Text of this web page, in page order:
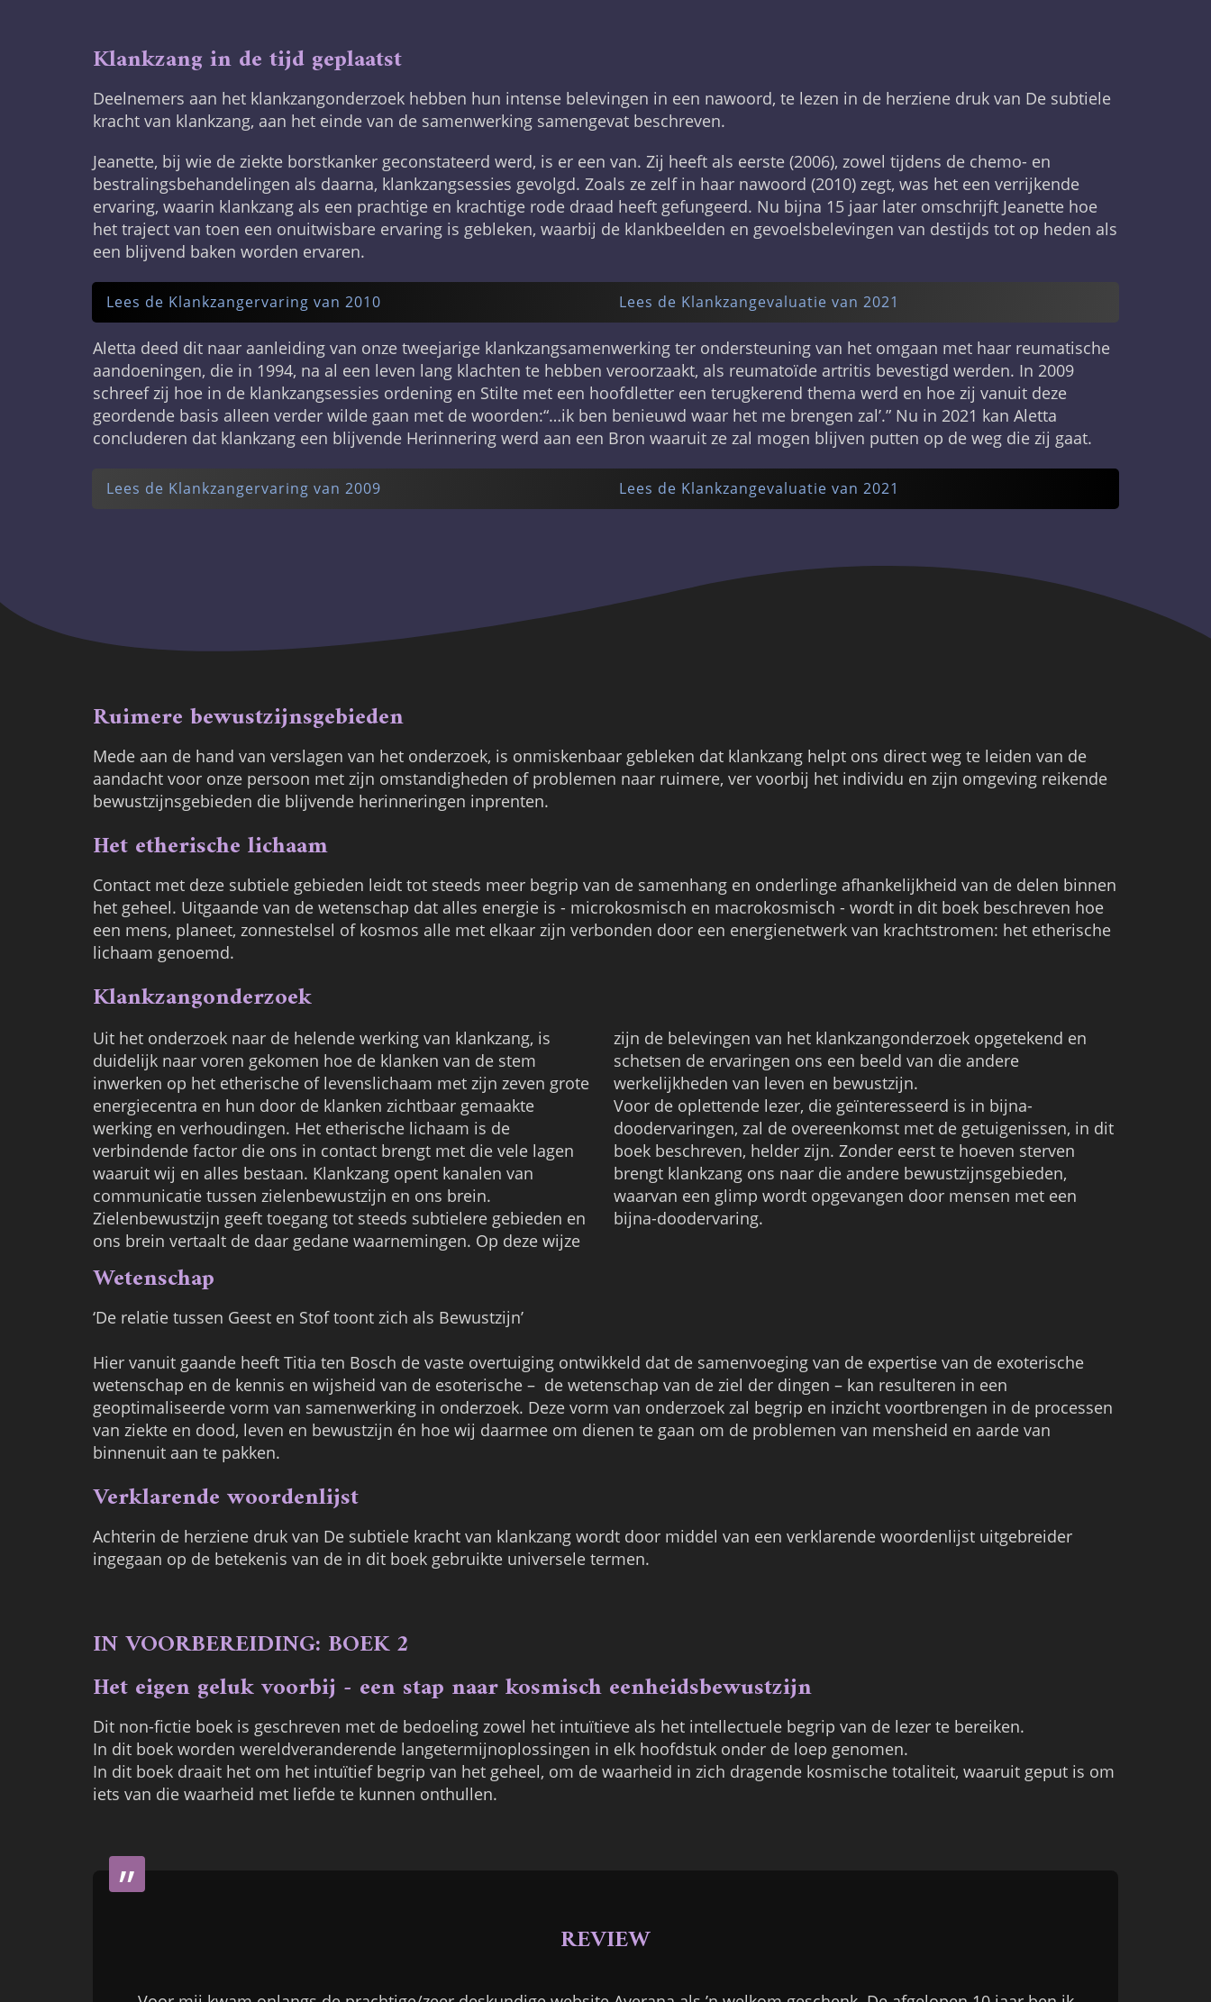
Klankzang in de tijd geplaatst
Deelnemers aan het klankzangonderzoek hebben hun intense belevingen in een nawoord, te lezen in de herziene druk van De subtiele
kracht van klankzang, aan het einde van de samenwerking samengevat beschreven.
Jeanette, bij wie de ziekte borstkanker geconstateerd werd, is er een van. Zij heeft als eerste (2006), zowel tijdens de chemo- en
bestralingsbehandelingen als daarna, klankzangsessies gevolgd. Zoals ze zelf in haar nawoord (2010) zegt, was het een verrijkende
ervaring, waarin klankzang als een prachtige en krachtige rode draad heeft gefungeerd. Nu bijna 15 jaar later omschrijft Jeanette hoe
het traject van toen een onuitwisbare ervaring is gebleken, waarbij de klankbeelden en gevoelsbelevingen van destijds tot op heden als
een blijvend baken worden ervaren.
Lees de Klankzangervaring van 2010 Lees de Klankzangevaluatie van 2021
Aletta deed dit naar aanleiding van onze tweejarige klankzangsamenwerking ter ondersteuning van het omgaan met haar reumatische
aandoeningen, die in 1994, na al een leven lang klachten te hebben veroorzaakt, als reumatoïde artritis bevestigd werden. In 2009
schreef zij hoe in de klankzangsessies ordening en Stilte met een hoofdletter een terugkerend thema werd en hoe zij vanuit deze
geordende basis alleen verder wilde gaan met de woorden:“…ik ben benieuwd waar het me brengen zal’.” Nu in 2021 kan Aletta
concluderen dat klankzang een blijvende Herinnering werd aan een Bron waaruit ze zal mogen blijven putten op de weg die zij gaat.
Lees de Klankzangervaring van 2009 Lees de Klankzangevaluatie van 2021
Ruimere bewustzijnsgebieden
Mede aan de hand van verslagen van het onderzoek, is onmiskenbaar gebleken dat klankzang helpt ons direct weg te leiden van de
aandacht voor onze persoon met zijn omstandigheden of problemen naar ruimere, ver voorbij het individu en zijn omgeving reikende
bewustzijnsgebieden die blijvende herinneringen inprenten.
Het etherische lichaam
Contact met deze subtiele gebieden leidt tot steeds meer begrip van de samenhang en onderlinge afhankelijkheid van de delen binnen
het geheel. Uitgaande van de wetenschap dat alles energie is - microkosmisch en macrokosmisch - wordt in dit boek beschreven hoe
een mens, planeet, zonnestelsel of kosmos alle met elkaar zijn verbonden door een energienetwerk van krachtstromen: het etherische
lichaam genoemd.
Klankzangonderzoek
Uit het onderzoek naar de helende werking van klankzang, is
duidelijk naar voren gekomen hoe de klanken van de stem
inwerken op het etherische of levenslichaam met zijn zeven grote
energiecentra en hun door de klanken zichtbaar gemaakte
werking en verhoudingen. Het etherische lichaam is de
verbindende factor die ons in contact brengt met die vele lagen
waaruit wij en alles bestaan. Klankzang opent kanalen van
communicatie tussen zielenbewustzijn en ons brein.
Zielenbewustzijn geeft toegang tot steeds subtielere gebieden en
ons brein vertaalt de daar gedane waarnemingen. Op deze wijze
zijn de belevingen van het klankzangonderzoek opgetekend en
schetsen de ervaringen ons een beeld van die andere
werkelijkheden van leven en bewustzijn.
Voor de oplettende lezer, die geïnteresseerd is in bijna-
doodervaringen, zal de overeenkomst met de getuigenissen, in dit
boek beschreven, helder zijn. Zonder eerst te hoeven sterven
brengt klankzang ons naar die andere bewustzijnsgebieden,
waarvan een glimp wordt opgevangen door mensen met een
bijna-doodervaring.
Wetenschap
‘De relatie tussen Geest en Stof toont zich als Bewustzijn’
Hier vanuit gaande heeft Titia ten Bosch de vaste overtuiging ontwikkeld dat de samenvoeging van de expertise van de exoterische
wetenschap en de kennis en wijsheid van de esoterische – de wetenschap van de ziel der dingen – kan resulteren in een
geoptimaliseerde vorm van samenwerking in onderzoek. Deze vorm van onderzoek zal begrip en inzicht voortbrengen in de processen
van ziekte en dood, leven en bewustzijn én hoe wij daarmee om dienen te gaan om de problemen van mensheid en aarde van
binnenuit aan te pakken.
Verklarende woordenlijst
Achterin de herziene druk van De subtiele kracht van klankzang wordt door middel van een verklarende woordenlijst uitgebreider
ingegaan op de betekenis van de in dit boek gebruikte universele termen.
IN VOORBEREIDING: BOEK 2
Het eigen geluk voorbij - een stap naar kosmisch eenheidsbewustzijn
Dit non-fictie boek is geschreven met de bedoeling zowel het intuïtieve als het intellectuele begrip van de lezer te bereiken.
In dit boek worden wereldveranderende langetermijnoplossingen in elk hoofdstuk onder de loep genomen.
In dit boek draait het om het intuïtief begrip van het geheel, om de waarheid in zich dragende kosmische totaliteit, waaruit geput is om
iets van die waarheid met liefde te kunnen onthullen.
”
REVIEW